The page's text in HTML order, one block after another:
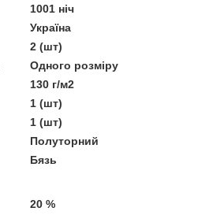
1001 ніч
Україна
2 (шт)
Одного розміру
130 г/м2
1 (шт)
1 (шт)
Полуторний
Бязь
20 %